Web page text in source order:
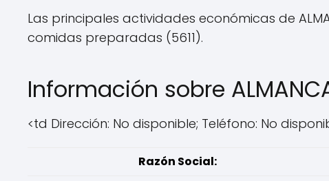
Las principales actividades económicas de
comidas preparadas (5611).
Información sobre
<td Dirección: No disponible; Teléfono: No
Razón Social: